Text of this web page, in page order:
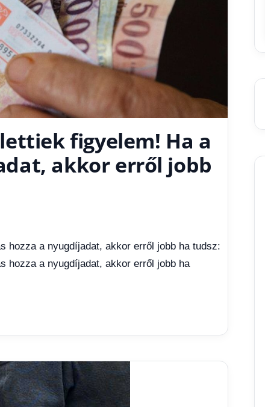
figyelem! Ha a
akkor erről jobb
hozza a nyugdíjadat, akkor erről jobb ha tudsz:
hozza a nyugdíjadat, akkor erről jobb ha